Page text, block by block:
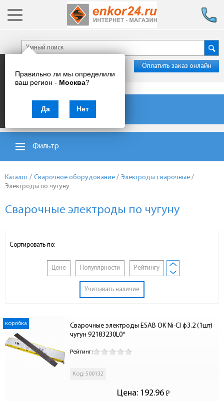
Правильно ли мы определили
ваш регион - Москва?
Да Нет
Оплатить заказ онлайн
Каталог товаров
Фильтр
Каталог / Сварочное оборудование / Электроды сварочные /
Электроды по чугуну
Сварочные электроды по чугуну
Сортировать по:
Цене Популярности Рейтингу
Учитывать наличие
коробка
Сварочные электроды ESAB OK Ni-Cl ф3.2 (1шт)
чугун 92183230L0*
Рейтинг:
Код: 500132
Цена: 192.96 Р
-